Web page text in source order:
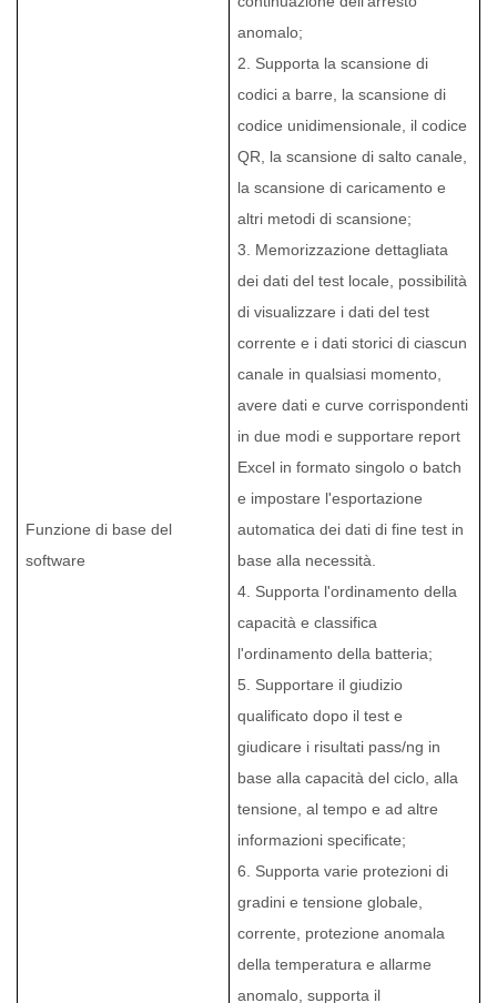
Funzione di base del
software
anomalo;
2. Supporta la scansione di
codici a barre, la scansione di
codice unidimensionale, il codice
QR, la scansione di salto canale,
la scansione di caricamento e
altri metodi di scansione;
3. Memorizzazione dettagliata
dei dati del test locale, possibilità
di visualizzare i dati del test
corrente e i dati storici di ciascun
canale in qualsiasi momento,
avere dati e curve corrispondenti
in due modi e supportare report
Excel in formato singolo o batch
e impostare l'esportazione
automatica dei dati di fine test in
base alla necessità.
4. Supporta l'ordinamento della
capacità e classifica
l'ordinamento della batteria;
5. Supportare il giudizio
qualificato dopo il test e
giudicare i risultati pass/ng in
base alla capacità del ciclo, alla
tensione, al tempo e ad altre
informazioni specificate;
6. Supporta varie protezioni di
gradini e tensione globale,
corrente, protezione anomala
della temperatura e allarme
anomalo, supporta il